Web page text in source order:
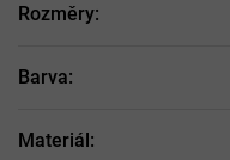
Rozměry:
Barva:
Materiál: